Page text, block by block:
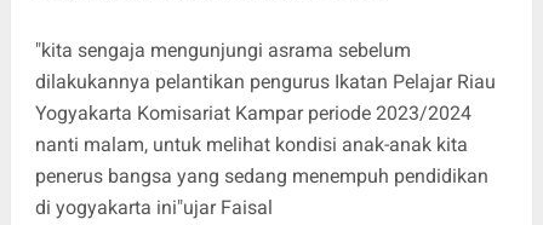
"kita sengaja mengunjungi asrama sebelum
dilakukannya pelantikan pengurus Ikatan Pelajar Riau
Yogyakarta Komisariat Kampar periode 2023/2024
nanti malam, untuk melihat kondisi anak-anak kita
penerus bangsa yang sedang menempuh pendidikan
di yogyakarta ini"ujar Faisal